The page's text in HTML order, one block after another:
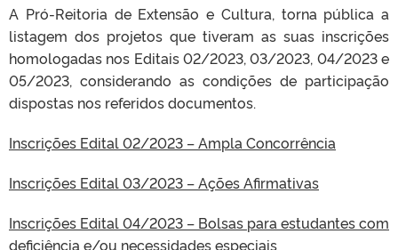
A Pró-Reitoria de Extensão e Cultura, torna pública a
listagem dos projetos que tiveram as suas inscrições
homologadas nos Editais 02/2023, 03/2023, 04/2023 e
05/2023, considerando as condições de participação
dispostas nos referidos documentos.
Inscrições Edital 02/2023 – Ampla Concorrência
Inscrições Edital 03/2023 – Ações Afirmativas
Inscrições Edital 04/2023 – Bolsas para estudantes com
deficiência e/ou necessidades especiais